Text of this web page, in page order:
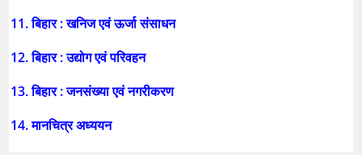
11. बिहार : खनिज एवं ऊर्जा संसाधन
12. बिहार : उद्योग एवं परिवहन
13. बिहार : जनसंख्या एवं नगरीकरण
14. मानचित्र अध्ययन